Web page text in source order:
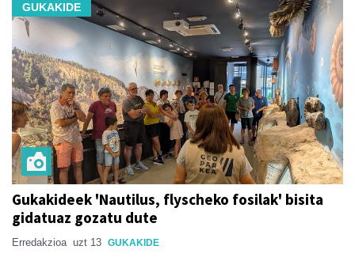
GUKAKIDE
Gukakideek 'Nautilus, flyscheko fosilak' bisita
gidatuaz gozatu dute
Erredakzioa uzt 13 GUKAKIDE